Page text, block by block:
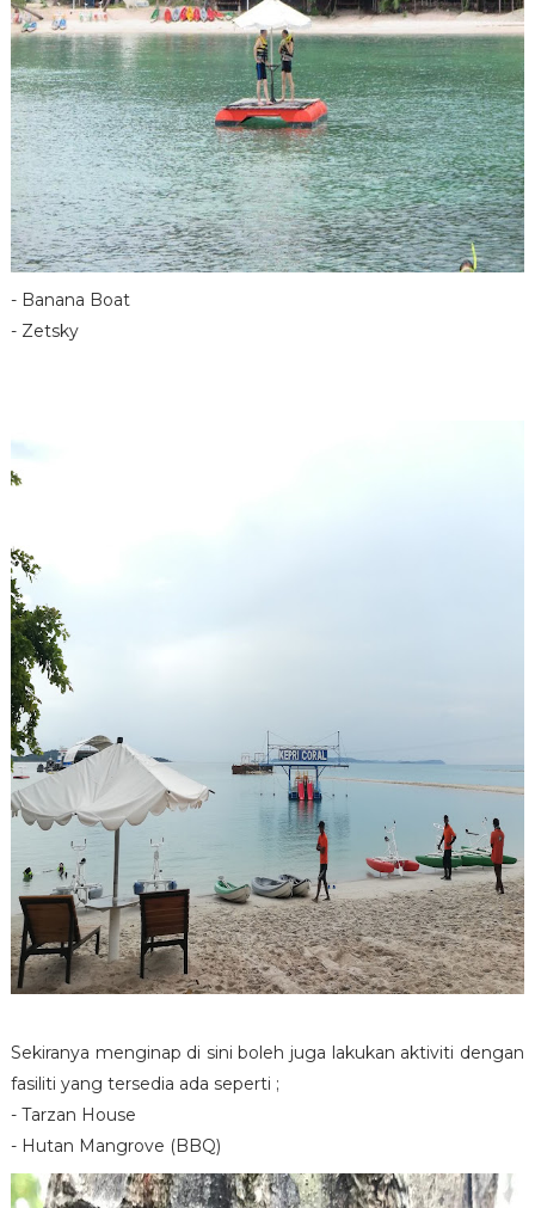
- Banana Boat
- Zetsky
Sekiranya menginap di sini boleh juga lakukan aktiviti dengan
fasiliti yang tersedia ada seperti ;
- Tarzan House
- Hutan Mangrove (BBQ)